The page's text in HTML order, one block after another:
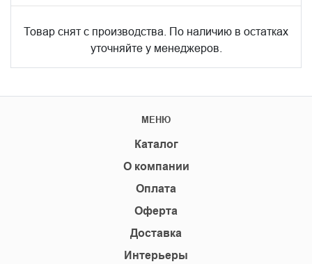
Товар снят с производства. По наличию в остатках
уточняйте у менеджеров.
МЕНЮ
Каталог
О компании
Оплата
Оферта
Доставка
Интерьеры